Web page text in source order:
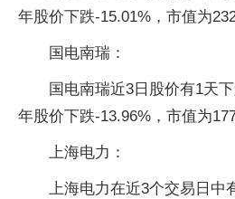
年股价下跌-15.01%，市值为
国电南瑞：
国电南瑞近3日股价有1天
年股价下跌-13.96%，市值为
上海电力：
上海电力在近3个交易日中